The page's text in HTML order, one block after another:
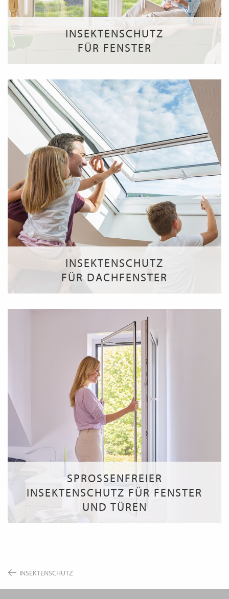
INSEKTENSCHUTZ
FÜR FENSTER
INSEKTENSCHUTZ
FÜR DACHFENSTER
SPROSSENFREIER
INSEKTENSCHUTZ FÜR FENSTER
UND TÜREN
INSEKTENSCHUTZ